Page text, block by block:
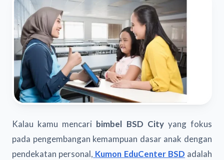
Kalau kamu mencari bimbel BSD Cityyang fokus
pada pengembangan kemampuan dasar anak dengan
pendekatan personal, Kumon EduCenter BSD adalah